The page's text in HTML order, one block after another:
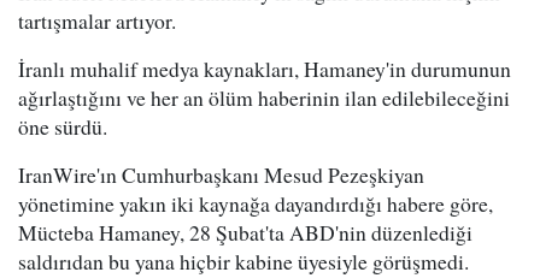
tartışmalar artıyor.
İranlı muhalif medya kaynakları, Hamaney'in durumunun
ağırlaştığını ve her an ölüm haberinin ilan edilebileceğini
öne sürdü.
IranWire'ın Cumhurbaşkanı Mesud Pezeşkiyan
yönetimine yakın iki kaynağa dayandırdığı habere göre,
Mücteba Hamaney, 28 Şubat'ta ABD'nin düzenlediği
saldırıdan bu yana hiçbir kabine üyesiyle görüşmedi.